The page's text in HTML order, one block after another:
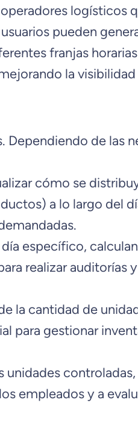
logísticos
pueden
franjas
la
de las
cómo se
a lo largo del
específico,
realizar auditorías
la cantidad de
para gestionar
controladas,
empleados y a